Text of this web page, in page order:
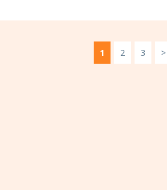
1 2 3 >